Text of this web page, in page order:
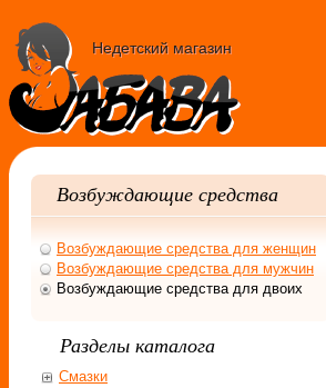
Недетский магазин
Возбуждающие средства
Возбуждающие средства для женщин
Возбуждающие средства для мужчин
Возбуждающие средства для двоих
Разделы каталога
Смазки